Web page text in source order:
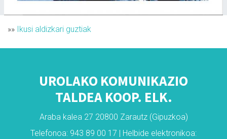
»» Ikusi aldizkari guztiak
UROLAKO KOMUNIKAZIO
TALDEA KOOP. ELK.
Araba kalea 27 20800 Zarautz (Gipuzkoa)
Telefonoa: 943 89 00 17 | Helbide elektronikoa: